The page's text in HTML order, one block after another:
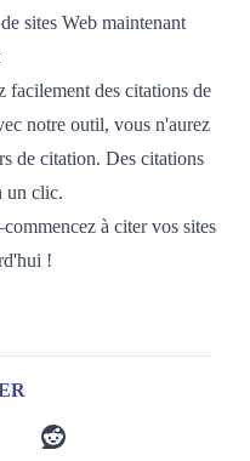
sites Web maintenant
facilement des citations de
notre outil, vous n'aurez
de citation. Des citations
un clic.
à citer vos sites
!
reddit